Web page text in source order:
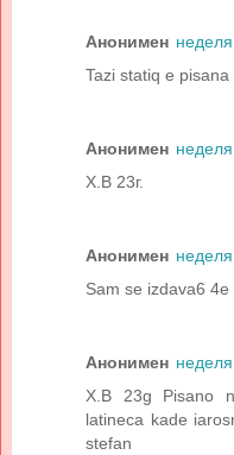
Анонимен
Tazi statiq e
Анонимен
Х.В 23г.
Анонимен
Sam se izdava6 4e
Анонимен
X.B 23g Pisano
latineca kade
stefan